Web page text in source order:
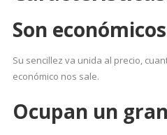
Son económicos
Su sencillez va unida al precio,
económico nos sale.
Ocupan un